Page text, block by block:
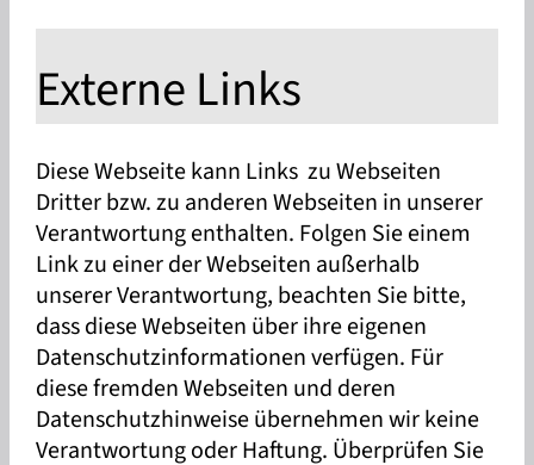
Externe Links
Diese Webseite kann Links zu Webseiten
Dritter bzw. zu anderen Webseiten in unserer
Verantwortung enthalten. Folgen Sie einem
Link zu einer der Webseiten außerhalb
unserer Verantwortung, beachten Sie bitte,
dass diese Webseiten über ihre eigenen
Datenschutzinformationen verfügen. Für
diese fremden Webseiten und deren
Datenschutzhinweise übernehmen wir keine
Verantwortung oder Haftung. Überprüfen Sie